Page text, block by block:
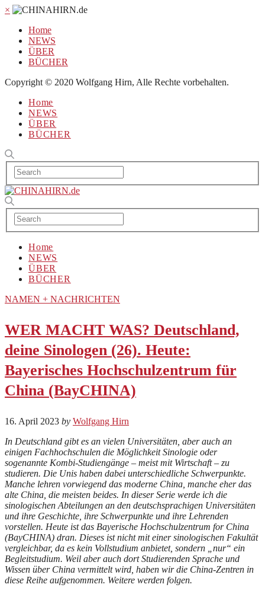
×
Home
NEWS
ÜBER
BÜCHER
Copyright © 2020 Wolfgang Hirn, Alle Rechte vorbehalten.
Home
NEWS
ÜBER
BÜCHER
Home
NEWS
ÜBER
BÜCHER
NAMEN + NACHRICHTEN
WER MACHT WAS? Deutschland,
deine Sinologen (26). Heute:
Bayerisches Hochschulzentrum für
China (BayCHINA)
16. April 2023 by Wolfgang Hirn
In Deutschland gibt es an vielen Universitäten, aber auch an
einigen Fachhochschulen die Möglichkeit Sinologie oder
sogenannte Kombi-Studiengänge – meist mit Wirtschaft – zu
studieren. Die Unis haben dabei unterschiedliche Schwerpunkte.
Manche lehren vorwiegend das moderne China, manche eher das
alte China, die meisten beides. In dieser Serie werde ich die
sinologischen Abteilungen an den deutschsprachigen Universitäten
und ihre Geschichte, ihre Schwerpunkte und ihre Lehrenden
vorstellen. Heute ist das Bayerische Hochschulzentrum for China
(BayCHINA) dran. Dieses ist nicht mit einer sinologischen Fakultät
vergleichbar, da es kein Vollstudium anbietet, sondern „nur“ ein
Begleitstudium. Weil aber auch dort Studierenden Sprache und
Wissen über China vermittelt wird, haben wir die China-Zentren in
diese Reihe aufgenommen. Weitere werden folgen.